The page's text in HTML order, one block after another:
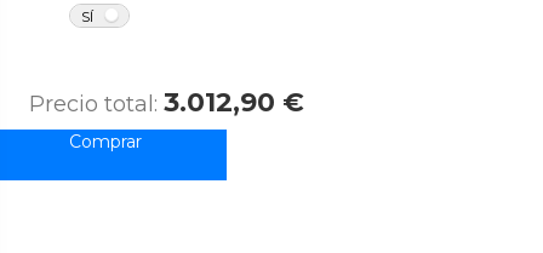
SÍ
Precio total: 3.012,90 €